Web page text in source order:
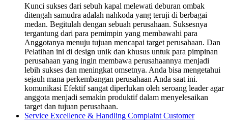
Kunci sukses dari sebuh kapal melewati deburan ombak
ditengah samudra adalah nahkoda yang teruji di berbagai
medan. Begitulah dengan sebuah perusahaan. Suksesnya
tergantung dari para pemimpin yang membawahi para
Anggotanya menuju tujuan mencapai target perusahaan. Dan
Pelatihan ini di design unik dan khusus untuk para pimpinan
perusahaan yang ingin membawa perusahaannya menjadi
lebih sukses dan meningkat omsetnya. Anda bisa mengetahui
sejauh mana perkembangan perusahaan Anda saat ini.
komunikasi Efektif sangat diperlukan oleh seroang leader agar
anggota menjadi semakin produktif dalam menyelesaikan
target dan tujuan perusahaan.
Service Excellence & Handling Complaint Customer